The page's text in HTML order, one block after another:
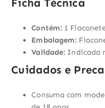
Ficha Técnica
Contém: 1
Embalagem:
Validade: Indicada
Cuidados e
Consuma com